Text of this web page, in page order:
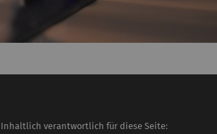
Inhaltlich verantwortlich für diese Seite: